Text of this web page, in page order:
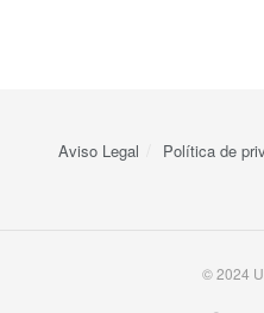
Aviso Legal Política de
© 2024